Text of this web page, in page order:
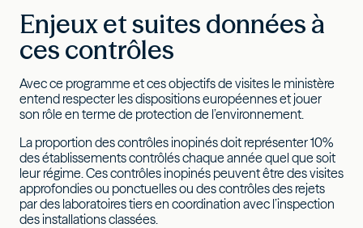
Enjeux et suites données à
ces contrôles
Avec ce programme et ces objectifs de visites le ministère
entend respecter les dispositions européennes et jouer
son rôle en terme de protection de l’environnement.
La proportion des contrôles inopinés doit représenter 10%
des établissements contrôlés chaque année quel que soit
leur régime. Ces contrôles inopinés peuvent être des visites
approfondies ou ponctuelles ou des contrôles des rejets
par des laboratoires tiers en coordination avec l’inspection
des installations classées.